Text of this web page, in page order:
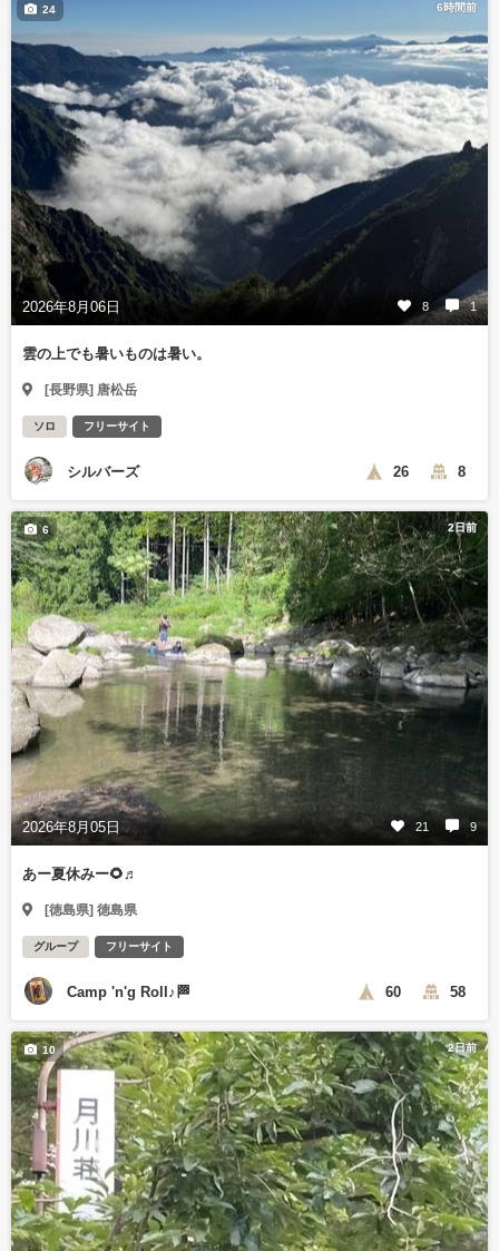
6時間前
2026年8月06日 8 1
24
雲の上でも暑いものは暑い。
[長野県] 唐松岳
ソロ フリーサイト
シルバーズ 26 8
2日前
2026年8月05日 21 9
6
あー夏休みー🌻♬
[徳島県] 徳島県
グループ フリーサイト
Camp 'n'g Roll♪🏁 60 58
2日前
10